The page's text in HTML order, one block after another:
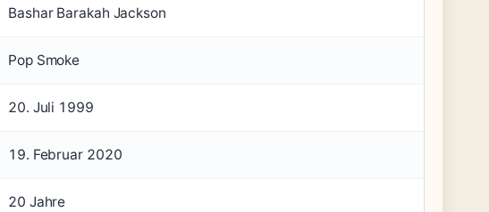
Bashar Barakah Jackson
Pop Smoke
20. Juli 1999
19. Februar 2020
20 Jahre